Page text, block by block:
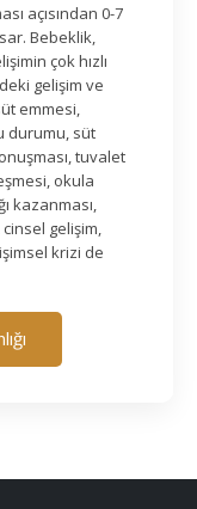
açısından 0-7
Bebeklik,
çok hızlı
gelişim ve
emmesi,
durumu, süt
tuvalet
okula
kazanması,
gelişim,
krizi de